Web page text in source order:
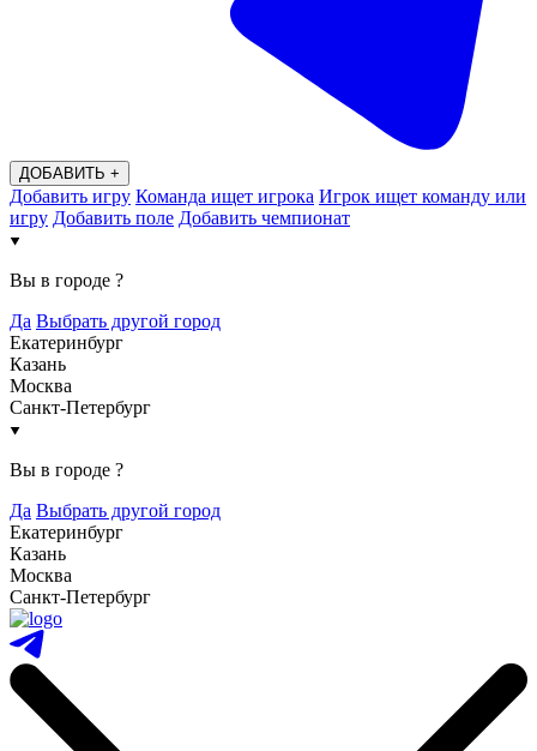
ДОБАВИТЬ +
Добавить игру Команда ищет игрока Игрок ищет команду или
игру Добавить поле Добавить чемпионат
Вы в городе ?
Да Выбрать другой город
Екатеринбург
Казань
Москва
Санкт-Петербург
Вы в городе ?
Да Выбрать другой город
Екатеринбург
Казань
Москва
Санкт-Петербург